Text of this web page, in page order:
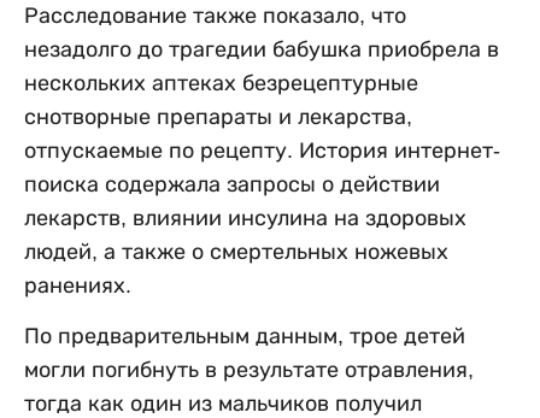
Расследование также показало, что
незадолго до трагедии бабушка приобрела в
нескольких аптеках безрецептурные
снотворные препараты и лекарства,
отпускаемые по рецепту. История интернет-
поиска содержала запросы о действии
лекарств, влиянии инсулина на здоровых
людей, а также о смертельных ножевых
ранениях.
По предварительным данным, трое детей
могли погибнуть в результате отравления,
тогда как один из мальчиков получил